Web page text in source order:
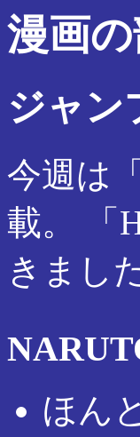
漫画
ジャン
今週は
載。 「
きまし
ほん